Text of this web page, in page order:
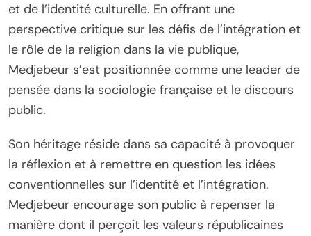
et de l’identité culturelle. En offrant une
perspective critique sur les défis de l’intégration et
le rôle de la religion dans la vie publique,
Medjebeur s’est positionnée comme une leader de
pensée dans la sociologie française et le discours
public.
Son héritage réside dans sa capacité à provoquer
la réflexion et à remettre en question les idées
conventionnelles sur l’identité et l’intégration.
Medjebeur encourage son public à repenser la
manière dont il perçoit les valeurs républicaines